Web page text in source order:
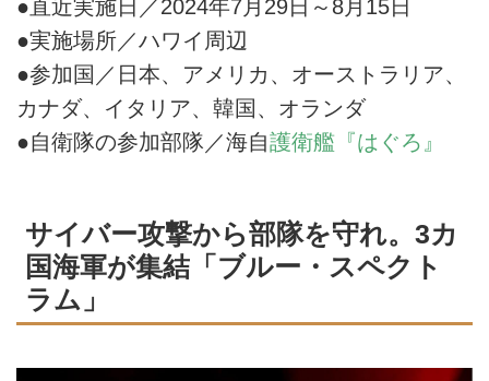
●直近実施日／2024年7月29日～8月15日
●実施場所／ハワイ周辺
●参加国／日本、アメリカ、オーストラリア、
カナダ、イタリア、韓国、オランダ
●自衛隊の参加部隊／海自護衛艦『はぐろ』
サイバー攻撃から部隊を守れ。3カ
国海軍が集結「ブルー・スペクト
ラム」